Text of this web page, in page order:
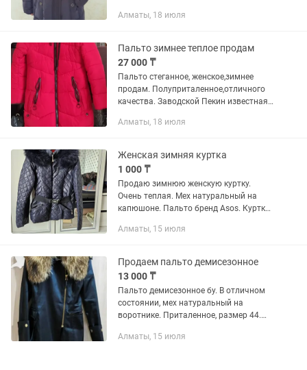
коричневый, размер 54-56. Возможен
Алматы, 18 июля
Пальто зимнее теплое продам
27 000 ₸
Пальто стеганное, женское,зимнее
продам. Полуприталенное,отличного
качества. Заводской Пекин известная
женщинам и подростков до роста
Алматы, 18 июля
Женская зимняя куртка
1 000 ₸
Продаю зимнюю женскую куртку.
Очень теплая. Мех натуральный на
капюшоне. Пальто бренд Asos. Куртка
размер.
Алматы, 15 июля
Продаем пальто демисезонное
13 000 ₸
Пальто демисезонное бу. В отличном
состоянии, мех натуральный на
воротнике. Приталенное, размер 44.
Алматы, 15 июля